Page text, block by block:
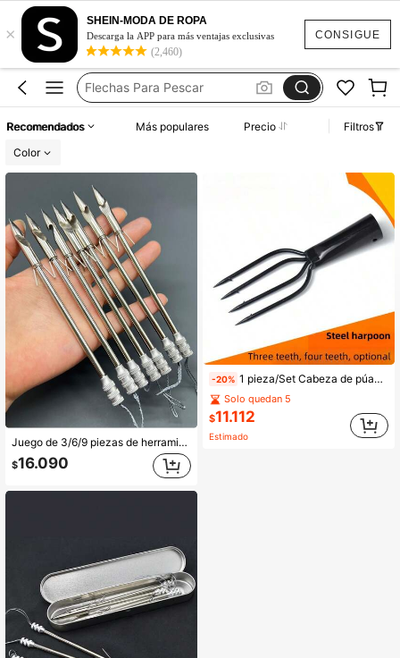
CONSIGUE
×
SHEIN-MODA DE ROPA
Descarga la APP para más ventajas exclusivas
(2,460)
Arpon De Pesca Para Rios
Arpones Para Pescar Rio
Flechas Para Pescar
Arpon De Pesca Para Rios
Recomendados Más populares Precio
Filtros
Color
Juego de 3/6/9 piezas de herramientas de pesca de acero inoxidable, piezas de resortera de acero inoxidable y arpón de pesca, accesorios de pesca y caza al aire libre, adecuados como regalos de cumpleaños u ocasiones festivas para amigos y familiares
$16.090
-20% 1 pieza/Set Cabeza de púas de acero primaveral 3/4 dientes Arpón de pesca de cinco púas negro, anti-escape para pesca de hielo
Solo quedan 5
$11.112
Estimado